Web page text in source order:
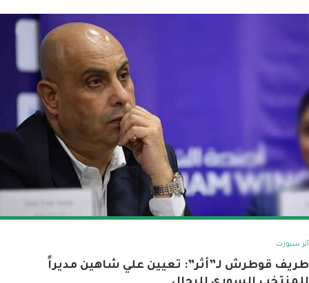
أثر سبورت
طريف قوطرش لـ”أثر”: تعيين علي شاهين مديراً